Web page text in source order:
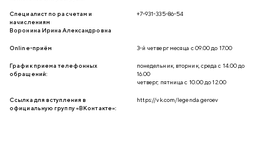
Специалист по расчетам и
начислениям
Воронина Ирина Александровна
+7-931-335-86-54
Online-приём 3-й четверг месяца с 09.00 до 17.00
График приема телефонных
обращений:
понедельник, вторник, среда с 14.00 до
16.00
четверг, пятница с 10.00 до 12.00
Ссылка для вступления в
официальную группу «ВКонтакте»:
https://vk.com/legenda.geroev